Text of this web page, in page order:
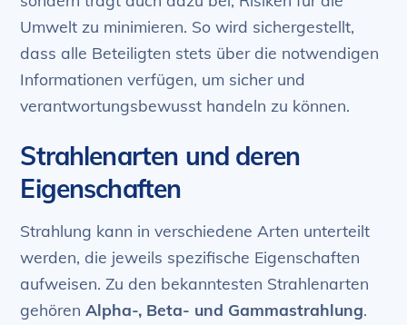
Umwelt zu minimieren. So wird sichergestellt,
dass alle Beteiligten stets über die notwendigen
Informationen verfügen, um sicher und
verantwortungsbewusst handeln zu können.
Strahlenarten und deren
Eigenschaften
Strahlung kann in verschiedene Arten unterteilt
werden, die jeweils spezifische Eigenschaften
aufweisen. Zu den bekanntesten Strahlenarten
gehörenAlpha-, Beta- und Gammastrahlung.